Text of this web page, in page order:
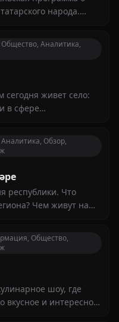
народа.
историками
прошлого с
Аналитика,
живет село:
в сфере
фермеров, и
Обзор,
республики. Что
Чем живут наши
Общество,
шоу, где
вкусное и интересное